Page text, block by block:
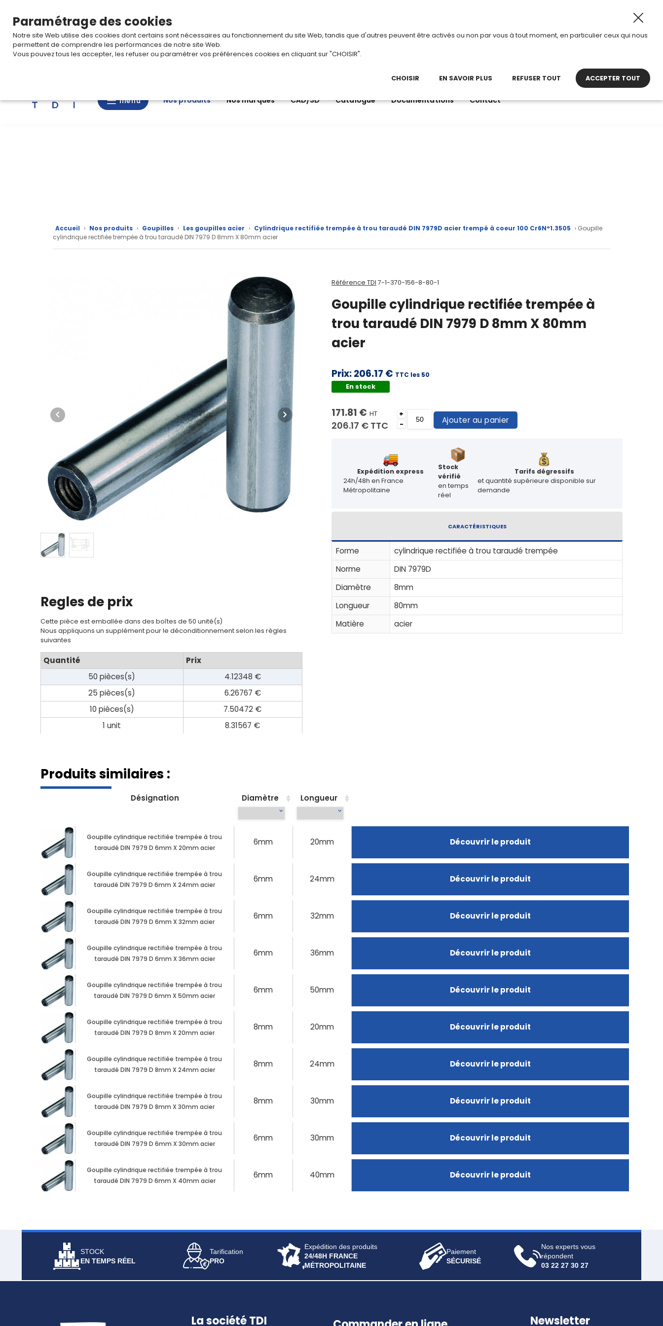
Du 3 au 28 août 2026, TDI passe en mode été. • Horaires d’ouverture :
marques
Contact
menu
menu Nos produits Nos marques CAD/3D Catalogue Documentations Contact
Accueil › Nos produits › Goupilles › Les goupilles acier › Cylindrique rectifiée trempée à trou taraudé DIN 7979D acier trempé à coeur 100 Cr6N°1.3505 › Goupille
cylindrique rectifiée trempée à trou taraudé DIN 7979 D 8mm X 80mm acier
Regles de prix
Cette pièce est emballée dans des boîtes de 50 unité(s)
Nous appliquons un supplément pour le déconditionnement selon les règles
suivantes
Quantité
Prix
50 pièces(s)
4.12348 €
25 pièces(s)
6.26767 €
10 pièces(s)
7.50472 €
1 unit
8.31567 €
Référence TDI 7-1-370-156-8-80-1
Goupille cylindrique rectifiée trempée à
trou taraudé DIN 7979 D 8mm X 80mm
acier
Prix:206.17 € TTC les 50
En stock
171.81 € HT
206.17 € TTC
+
-
Ajouter au panier
Expédition express
24h/48h en France
Métropolitaine
Stock
vérifié
en temps
réel
Tarifs dégressifs
et quantité supérieure disponible sur
demande
CARACTÉRISTIQUES
Forme
cylindrique rectifiée à trou taraudé trempée
Norme
DIN 7979D
Diamètre
8mm
Longueur
80mm
Matière
acier
Produits similaires :
Désignation Diamètre Longueur
Goupille cylindrique rectifiée trempée à trou
taraudé DIN 7979 D 6mm X 20mm acier
6mm 20mm Découvrir le produit
Goupille cylindrique rectifiée trempée à trou
taraudé DIN 7979 D 6mm X 24mm acier
6mm 24mm Découvrir le produit
Goupille cylindrique rectifiée trempée à trou
taraudé DIN 7979 D 6mm X 32mm acier
6mm 32mm Découvrir le produit
Goupille cylindrique rectifiée trempée à trou
taraudé DIN 7979 D 6mm X 36mm acier
6mm 36mm Découvrir le produit
Goupille cylindrique rectifiée trempée à trou
taraudé DIN 7979 D 6mm X 50mm acier
6mm 50mm Découvrir le produit
Goupille cylindrique rectifiée trempée à trou
taraudé DIN 7979 D 8mm X 20mm acier
8mm 20mm Découvrir le produit
Goupille cylindrique rectifiée trempée à trou
taraudé DIN 7979 D 8mm X 24mm acier
8mm 24mm Découvrir le produit
Goupille cylindrique rectifiée trempée à trou
taraudé DIN 7979 D 8mm X 30mm acier
8mm 30mm Découvrir le produit
Goupille cylindrique rectifiée trempée à trou
taraudé DIN 7979 D 6mm X 30mm acier
6mm 30mm Découvrir le produit
Goupille cylindrique rectifiée trempée à trou
taraudé DIN 7979 D 6mm X 40mm acier
6mm 40mm Découvrir le produit
STOCK
EN TEMPS RÉEL
Tarification
PRO
Expédition des produits
24/48H FRANCE
MÉTROPOLITAINE
Paiement
SÉCURISÉ
Nos experts vous
répondent
03 22 27 30 27
La société TDI Newsletter
Paramétrage des cookies
Notre site Web utilise des cookies dont certains sont nécessaires au fonctionnement du site Web, tandis que d'autres peuvent être activés ou non par vous à tout moment, en particulier ceux qui nous
permettent de comprendre les performances de notre site Web.
Vous pouvez tous les accepter, les refuser ou paramétrer vos préférences cookies en cliquant sur "CHOISIR".
CHOISIR EN SAVOIR PLUS REFUSER TOUT ACCEPTER TOUT